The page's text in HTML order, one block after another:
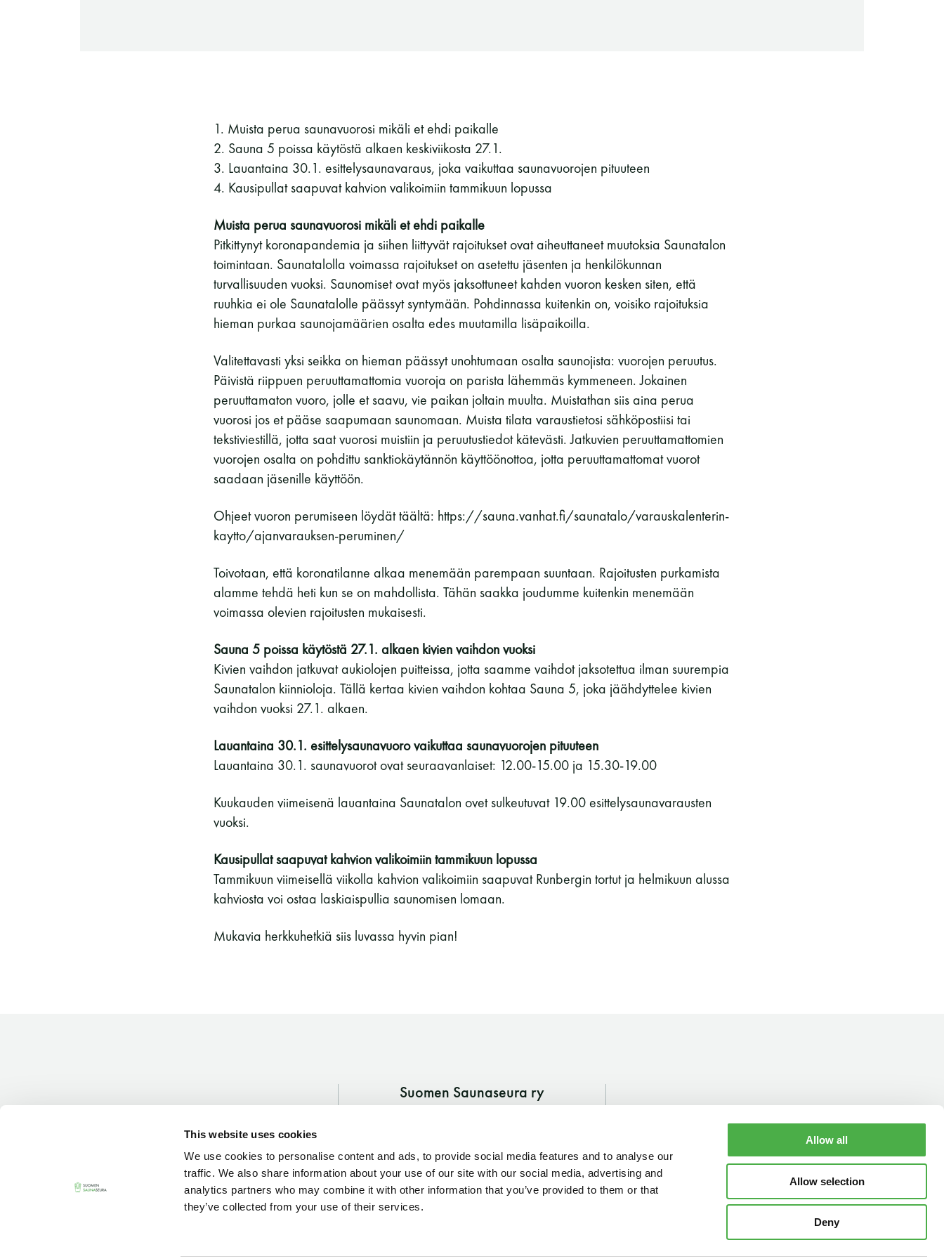
This website uses cookies
We use cookies to personalise content and ads, to provide social media features and to analyse our
traffic. We also share information about your use of our site with our social media, advertising and
analytics partners who may combine it with other information that you’ve provided to them or that
they’ve collected from your use of their services.
Allow all
Allow selection
Deny
Hinnasto
12 €
Vieras jäsenen seurassa
ilmainen
11 saunomiskerran kortti
120€
275€ / 115€
695€ / 275€
Suomen Saunaseura ry
Vaskiniementie 10, 00200 Helsinki
(saunojen aukioloaikana)
Y-tunnus: 0116872-9
Tietosuojaseloste
Suomen Saunaseura vaalii perinteisiä,
kunnioittaminen. Seura vaalii
saunakulttuuria ja pyrkii kehittämään
suomalaista saunaa ja edistämään sitä
koskevaa tutkimusta.
1. Muista perua saunavuorosi mikäli et ehdi paikalle
2. Sauna 5 poissa käytöstä alkaen keskiviikosta 27.1.
3. Lauantaina 30.1. esittelysaunavaraus, joka vaikuttaa saunavuorojen pituuteen
4. Kausipullat saapuvat kahvion valikoimiin tammikuun lopussa
Muista perua saunavuorosi mikäli et ehdi paikalle
Pitkittynyt koronapandemia ja siihen liittyvät rajoitukset ovat aiheuttaneet muutoksia Saunatalon
toimintaan. Saunatalolla voimassa rajoitukset on asetettu jäsenten ja henkilökunnan
turvallisuuden vuoksi. Saunomiset ovat myös jaksottuneet kahden vuoron kesken siten, että
ruuhkia ei ole Saunatalolle päässyt syntymään. Pohdinnassa kuitenkin on, voisiko rajoituksia
hieman purkaa saunojamäärien osalta edes muutamilla lisäpaikoilla.
Valitettavasti yksi seikka on hieman päässyt unohtumaan osalta saunojista: vuorojen peruutus.
Päivistä riippuen peruuttamattomia vuoroja on parista lähemmäs kymmeneen. Jokainen
peruuttamaton vuoro, jolle et saavu, vie paikan joltain muulta. Muistathan siis aina perua
vuorosi jos et pääse saapumaan saunomaan. Muista tilata varaustietosi sähköpostiisi tai
tekstiviestillä, jotta saat vuorosi muistiin ja peruutustiedot kätevästi. Jatkuvien peruuttamattomien
vuorojen osalta on pohdittu sanktiokäytännön käyttöönottoa, jotta peruuttamattomat vuorot
saadaan jäsenille käyttöön.
Ohjeet vuoron perumiseen löydät täältä: https://sauna.vanhat.fi/saunatalo/varauskalenterin-
kaytto/ajanvarauksen-peruminen/
Toivotaan, että koronatilanne alkaa menemään parempaan suuntaan. Rajoitusten purkamista
alamme tehdä heti kun se on mahdollista. Tähän saakka joudumme kuitenkin menemään
voimassa olevien rajoitusten mukaisesti.
Sauna 5 poissa käytöstä 27.1. alkaen kivien vaihdon vuoksi
Kivien vaihdon jatkuvat aukiolojen puitteissa, jotta saamme vaihdot jaksotettua ilman suurempia
Saunatalon kiinnioloja. Tällä kertaa kivien vaihdon kohtaa Sauna 5, joka jäähdyttelee kivien
vaihdon vuoksi 27.1. alkaen.
Lauantaina 30.1. esittelysaunavuoro vaikuttaa saunavuorojen pituuteen
Lauantaina 30.1. saunavuorot ovat seuraavanlaiset: 12.00-15.00 ja 15.30-19.00
Kuukauden viimeisenä lauantaina Saunatalon ovet sulkeutuvat 19.00 esittelysaunavarausten
vuoksi.
Kausipullat saapuvat kahvion valikoimiin tammikuun lopussa
Tammikuun viimeisellä viikolla kahvion valikoimiin saapuvat Runbergin tortut ja helmikuun alussa
kahviosta voi ostaa laskiaispullia saunomisen lomaan.
Mukavia herkkuhetkiä siis luvassa hyvin pian!
Suomen Saunaseura ry
(saunojen aukioloaikana)
Y-tunnus: 0116872-9
AUKIOLOAJAT